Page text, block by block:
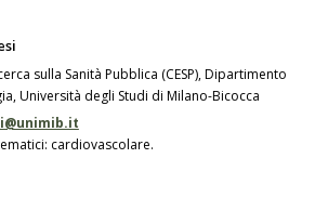
sulla Sanità Pubblica (CESP), Dipartimento
Università degli Studi di Milano-Bicocca
cardiovascolare.